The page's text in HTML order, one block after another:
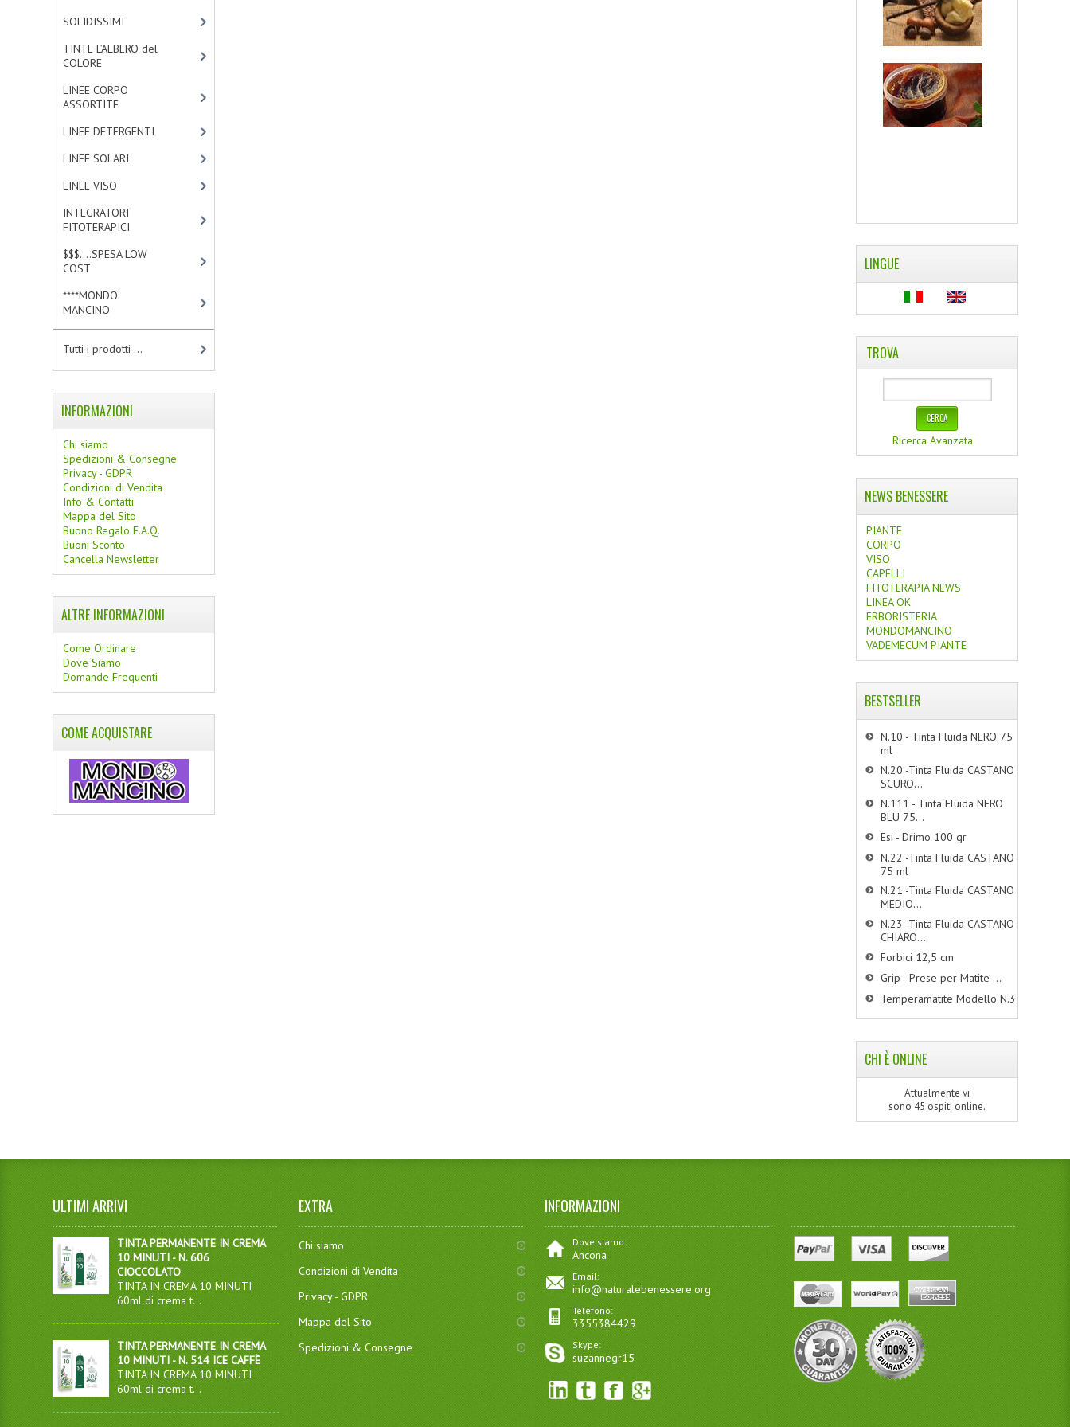
SOLIDISSIMI
TINTE L’ALBERO del
COLORE
LINEE CORPO
ASSORTITE
LINEE DETERGENTI
LINEE SOLARI
LINEE VISO
INTEGRATORI
FITOTERAPICI
$$$....SPESA LOW
COST
****MONDO
MANCINO
Tutti i prodotti ...
INFORMAZIONI
Chi siamo
Spedizioni & Consegne
Privacy - GDPR
Condizioni di Vendita
Info & Contatti
Mappa del Sito
Buono Regalo F.A.Q.
Buoni Sconto
Cancella Newsletter
ALTRE INFORMAZIONI
Come Ordinare
Dove Siamo
Domande Frequenti
COME ACQUISTARE
LINGUE
TROVA
Ricerca Avanzata
NEWS BENESSERE
PIANTE
CORPO
VISO
CAPELLI
FITOTERAPIA NEWS
LINEA OK
ERBORISTERIA
MONDOMANCINO
VADEMECUM PIANTE
BESTSELLER
N.10 - Tinta Fluida NERO 75
ml
N.20 -Tinta Fluida CASTANO
SCURO...
N.111 - Tinta Fluida NERO
BLU 75...
Esi - Drimo 100 gr
N.22 -Tinta Fluida CASTANO
75 ml
N.21 -Tinta Fluida CASTANO
MEDIO...
N.23 -Tinta Fluida CASTANO
CHIARO...
Forbici 12,5 cm
Grip - Prese per Matite ...
Temperamatite Modello N.3
CHI È ONLINE
Attualmente vi
sono 45 ospiti online.
ULTIMI ARRIVI
TINTA PERMANENTE IN CREMA
10 MINUTI - N. 606
CIOCCOLATO
TINTA IN CREMA 10 MINUTI
60ml di crema t...
TINTA PERMANENTE IN CREMA
10 MINUTI - N. 514 ICE CAFFÈ
TINTA IN CREMA 10 MINUTI
60ml di crema t...
EXTRA
Chi siamo
Condizioni di Vendita
Privacy - GDPR
Mappa del Sito
Spedizioni & Consegne
INFORMAZIONI
Dove siamo:
Ancona
Email:
info@naturalebenessere.org
Telefono:
3355384429
Skype:
suzannegr15